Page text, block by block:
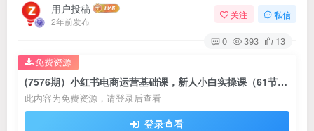
用户投稿
2年前发布
关注 私信
0 393 13
(7576期）小红书电商运营基础课，新人小白实操课（61节课）
此内容为免费资源，请登录后查看
登录查看
免费资源